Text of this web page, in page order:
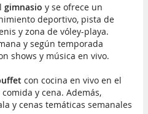
gimnasio y se ofrece un
deportivo, pista de
y zona de vóley-playa.
y según temporada
shows y música en vivo.
con cocina en vivo en el
y cena. Además,
y cenas temáticas semanales